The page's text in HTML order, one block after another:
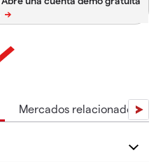
Mercados relacionados